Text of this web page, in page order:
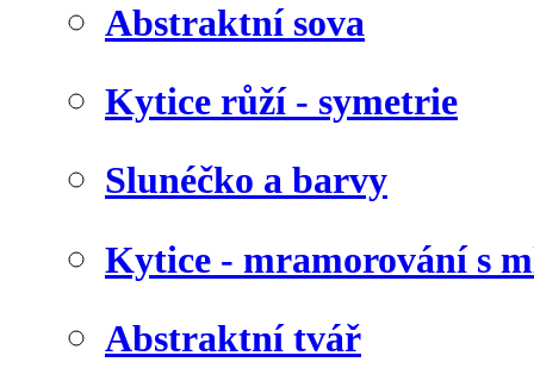
Abstraktní sova
Kytice růží - symetrie
Slunéčko a barvy
Kytice - mramorování s
Abstraktní tvář